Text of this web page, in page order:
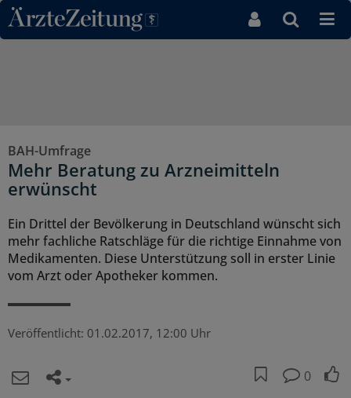
Direkt zum Inhaltsbereich
BAH-Umfrage
Mehr Beratung zu Arzneimitteln
erwünscht
Ein Drittel der Bevölkerung in Deutschland wünscht sich
mehr fachliche Ratschläge für die richtige Einnahme von
Medikamenten. Diese Unterstützung soll in erster Linie
vom Arzt oder Apotheker kommen.
Veröffentlicht: 01.02.2017, 12:00 Uhr
0